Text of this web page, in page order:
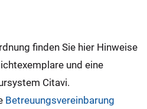
finden Sie hier Hinweise
und eine
Citavi.
Betreuungsvereinbarung